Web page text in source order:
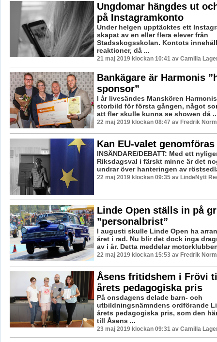
Ungdomar hängdes ut
på Instagramkonto
Under helgen upptäcktes ett
skapat av en eller flera elever från
Stadsskogsskolan. Kontots
reaktioner, då ...
21 maj 2019 klockan 10:41 av Camilla
Bankägare är Harmonis
sponsor”
I år livesändes Manskören
storbild för första gången, något
att fler skulle kunna se showen då
22 maj 2019 klockan 08:47 av Fredrik
Kan EU-valet
INSÄNDARE/DEBATT: Med ett
Riksdagsval i färskt minne är det
undrar över hanteringen av
22 maj 2019 klockan 09:35 av LindeNytt
Linde Open ställs in på
”personalbrist”
I augusti skulle Linde Open ha
året i rad. Nu blir det dock inga
av i år. Detta meddelar
22 maj 2019 klockan 15:53 av Fredrik
Åsens fritidshem i Frövi
årets pedagogiska pris
På onsdagens delade barn- och
utbildningsnämndens ordförande
årets pedagogiska pris, som den
till Åsens ...
23 maj 2019 klockan 09:31 av Camilla